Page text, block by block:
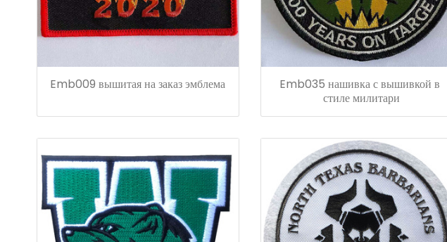
Emb009 вышитая на заказ эмблема
Emb035 нашивка с вышивкой в ​​
стиле милитари